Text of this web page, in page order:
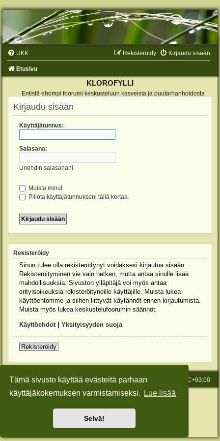
Tämä sivusto käyttää evästeitä parhaan
käyttäjäkokemuksen varmistamiseksi.
Lue lisää
Selvä!
UKK Kirjaudu sisään
Rekisteröidy
Etusivu
KLOROFYLLI
Entistä ehompi foorumi keskusteluun kasveista ja puutarhanhoidosta
Kirjaudu sisään
Käyttäjätunnus:
Salasana:
Unohdin salasanani
Muista minut
Piilota käyttäjätunnukseni tällä kertaa
Rekisteröidy
Sinun tulee olla rekisteröitynyt voidaksesi kirjautua sisään.
Rekisteröityminen vie vain hetken, mutta antaa sinulle lisää
mahdollisuuksia. Sivuston ylläpitäjä voi myös antaa
erityisoikeuksia rekisteröityneille käyttäjille. Muista lukea
käyttöehtomme ja siihen liittyvät käytännöt ennen kirjautumista.
Muista myös lukea keskustelufoorumin säännöt.
Käyttöehdot| Yksityisyyden suoja
Rekisteröidy
Etusivu Kaikki ajat ovat UTC+03:00
Viesti Ylläpidolle
Keskustelufoorumin ohjelmistophpBB® Forum Software © phpBB Limited